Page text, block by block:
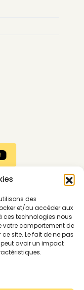
des
et/ou accéder aux
ces technologies nous
votre comportement de
site. Le fait de ne pas
avoir un impact